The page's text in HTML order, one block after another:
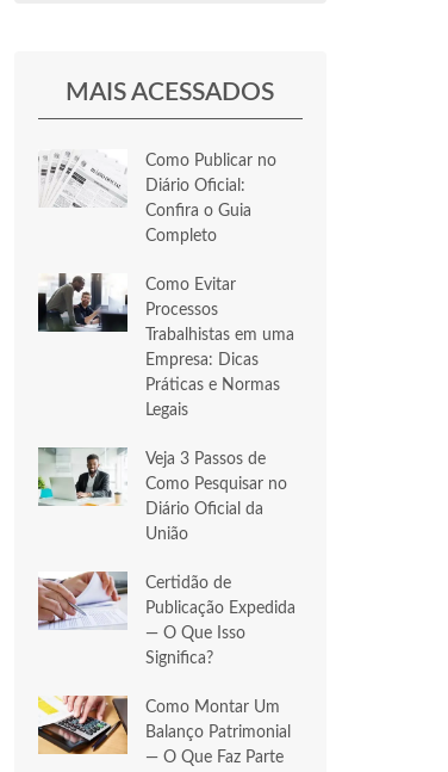
MAIS ACESSADOS
Como Publicar no
Diário Oficial:
Confira o Guia
Completo
Como Evitar
Processos
Trabalhistas em uma
Empresa: Dicas
Práticas e Normas
Legais
Veja 3 Passos de
Como Pesquisar no
Diário Oficial da
União
Certidão de
Publicação Expedida
— O Que Isso
Significa?
Como Montar Um
Balanço Patrimonial
— O Que Faz Parte